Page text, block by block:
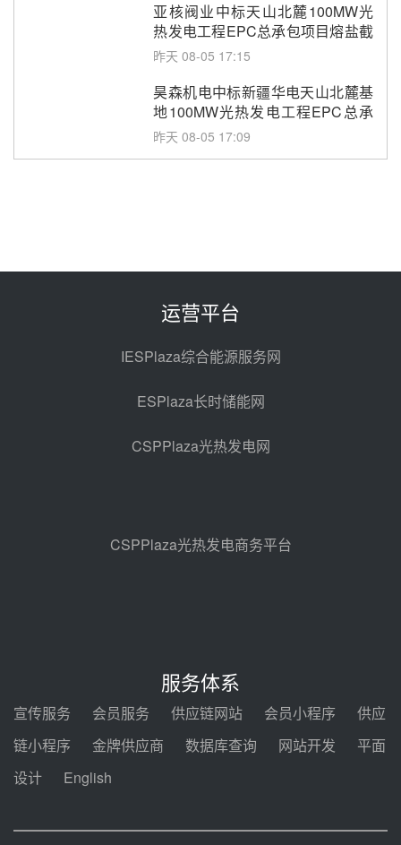
亚核阀业中标天山北麓100MW光
热发电工程EPC总承包项目熔盐截
止阀、熔盐三偏心蝶阀采购
昨天 08-05 17:15
昊森机电中标新疆华电天山北麓基
地100MW光热发电工程EPC总承
包项目熔盐介质超声波流量计采购
昨天 08-05 17:09
电机组灵活性改造项目三元液态盐
2026-2029年熔盐介质框架协议
中能建华中试研院中标重能新疆
100MW光热项目机组调试及性能
试验
前天 08-05 10:41
格局
前天 08-05 09:11
锅中标格尔木项目蒸汽发生系统
甘肃建投安装公司赴京洽谈，深化
瓜州、博州光热项目战略合作
发！明确推动光热发电规模化发展
运营平台
IESPlaza综合能源服务网
ESPlaza长时储能网
CSPPlaza光热发电网
CSPPlaza光热发电商务平台
服务体系
宣传服务 会员服务 供应链网站 会员小程序
供应
链小程序
金牌供应商 数据库查询 网站开发
平面
设计
English